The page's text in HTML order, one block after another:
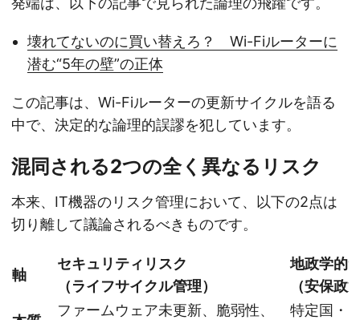
壊れてないのに買い替えろ？ Wi-Fiルーターに
潜む“5年の壁”の正体
この記事は、Wi-Fiルーターの更新サイクルを語る
中で、決定的な論理的誤謬を犯しています。
混同される2つの全く異なるリスク
本来、IT機器のリスク管理において、以下の2点は
切り離して議論されるべきものです。
軸
セキュリティリスク
（ライフサイクル管理）
地政学的
（安保政
ファームウェア未更新、脆弱性、
特定国・